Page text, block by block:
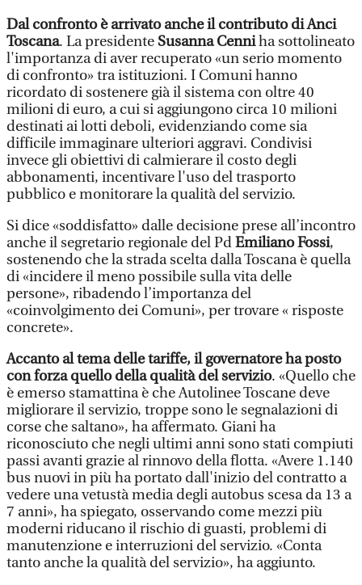
Dal confronto è arrivato anche il contributo di Anci
Toscana. La presidente Susanna Cenniha sottolineato
l'importanza di aver recuperato «un serio momento
di confronto» tra istituzioni. I Comuni hanno
ricordato di sostenere già il sistema con oltre 40
milioni di euro, a cui si aggiungono circa 10 milioni
destinati ai lotti deboli, evidenziando come sia
difficile immaginare ulteriori aggravi. Condivisi
invece gli obiettivi di calmierare il costo degli
abbonamenti, incentivare l'uso del trasporto
pubblico e monitorare la qualità del servizio.
Si dice «soddisfatto» dalle decisione prese all’incontro
anche il segretario regionale del PdEmiliano Fossi,
sostenendo che la strada scelta dalla Toscana è quella
di «incidere il meno possibile sulla vita delle
persone», ribadendo l’importanza del
«coinvolgimento dei Comuni», per trovare « risposte
concrete».
Accanto al tema delle tariffe, il governatore ha posto
con forza quello della qualità del servizio. «Quello che
è emerso stamattina è che Autolinee Toscane deve
migliorare il servizio, troppe sono le segnalazioni di
corse che saltano», ha affermato. Giani ha
riconosciuto che negli ultimi anni sono stati compiuti
passi avanti grazie al rinnovo della flotta. «Avere 1.140
bus nuovi in più ha portato dall'inizio del contratto a
vedere una vetustà media degli autobus scesa da 13 a
7 anni», ha spiegato, osservando come mezzi più
moderni riducano il rischio di guasti, problemi di
manutenzione e interruzioni del servizio. «Conta
tanto anche la qualità del servizio», ha aggiunto.